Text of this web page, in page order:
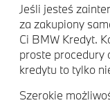
Jeśli jesteś
za zakupiony
Ci BMW Kredyt.
proste procedury
kredytu to tylko
Szerokie możliwości